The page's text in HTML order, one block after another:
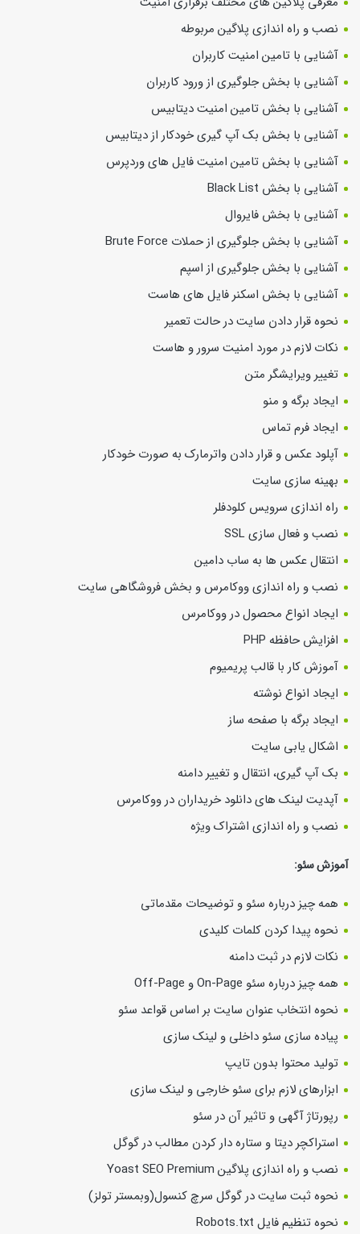
نصب و راه اندازی پلاگین مربوطه
آشنایی با تامین امنیت کاربران
آشنایی با بخش جلوگیری از ورود کاربران
آشنایی با بخش تامین امنیت دیتابیس
آشنایی با بخش بک آپ گیری خودکار از دیتابیس
آشنایی با بخش تامین امنیت فایل های وردپرس
آشنایی با بخش Black List
آشنایی با بخش فایروال
آشنایی با بخش جلوگیری از حملات Brute Force
آشنایی با بخش جلوگیری از اسپم
آشنایی با بخش اسکنر فایل های هاست
نحوه قرار دادن سایت در حالت تعمیر
نکات لازم در مورد امنیت سرور و هاست
تغییر ویرایشگر متن
ایجاد برگه و منو
ایجاد فرم تماس
آپلود عکس و قرار دادن واترمارک به صورت خودکار
بهینه سازی سایت
راه اندازی سرویس کلودفلر
نصب و فعال سازی SSL
انتقال عکس ها به ساب دامین
نصب و راه اندازی ووکامرس و بخش فروشگاهی سایت
ایجاد انواع محصول در ووکامرس
افزایش حافظه PHP
آموزش کار با قالب پریمیوم
ایجاد انواع نوشته
ایجاد برگه با صفحه ساز
اشکال یابی سایت
بک آپ گیری، انتقال و تغییر دامنه
آپدیت لینک های دانلود خریداران در ووکامرس
نصب و راه اندازی اشتراک ویژه
آموزش سئو:
همه چیز درباره سئو و توضیحات مقدماتی
نحوه پیدا کردن کلمات کلیدی
نکات لازم در ثبت دامنه
همه چیز درباره سئو On-Page و Off-Page
نحوه انتخاب عنوان سایت بر اساس قواعد سئو
پیاده سازی سئو داخلی و لینک سازی
تولید محتوا بدون تایپ
ابزارهای لازم برای سئو خارجی و لینک سازی
رپورتاژ آگهی و تاثیر آن در سئو
استراکچر دیتا و ستاره دار کردن مطالب در گوگل
نصب و راه اندازی پلاگین Yoast SEO Premium
نحوه ثبت سایت در گوگل سرچ کنسول(وبمستر تولز)
نحوه تنظیم فایل Robots.txt